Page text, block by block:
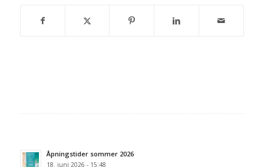
Åpningstider sommer 2026
18. juni 2026 - 15:48